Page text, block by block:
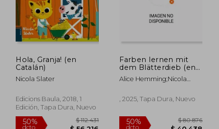
Hola, Granja! (en
Catalán)
Nicola Slater
Edicions Baula, 2018, 1
Edición, Tapa Dura, Nuevo
Farben lernen mit
dem Blätterdieb (en
,Alemán)
Alice Hemming;Nicola
, 2025, Tapa Dura, Nuevo